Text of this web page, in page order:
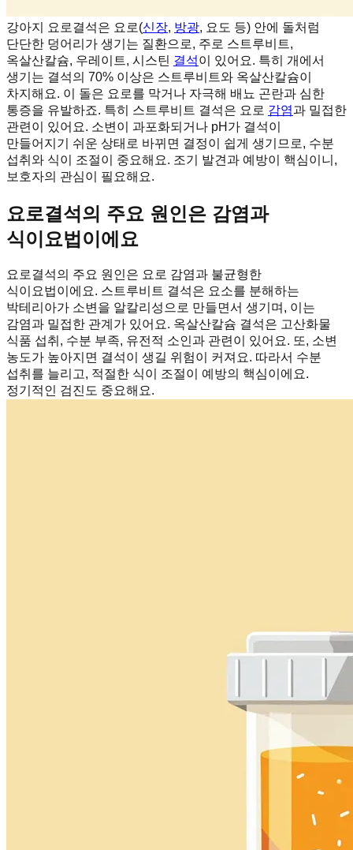
강아지 요로결석은 요로(신장, 방광, 요도 등) 안에 돌처럼
단단한 덩어리가 생기는 질환으로, 주로 스트루비트,
옥살산칼슘, 우레이트, 시스틴 결석이 있어요. 특히 개에서
생기는 결석의 70% 이상은 스트루비트와 옥살산칼슘이
차지해요. 이 돌은 요로를 막거나 자극해 배뇨 곤란과 심한
통증을 유발하죠. 특히 스트루비트 결석은 요로 감염과 밀접한
관련이 있어요. 소변이 과포화되거나 pH가 결석이
만들어지기 쉬운 상태로 바뀌면 결정이 쉽게 생기므로, 수분
섭취와 식이 조절이 중요해요. 조기 발견과 예방이 핵심이니,
보호자의 관심이 필요해요.
요로결석의 주요 원인은 감염과
식이요법이에요
요로결석의 주요 원인은 요로 감염과 불균형한
식이요법이에요. 스트루비트 결석은 요소를 분해하는
박테리아가 소변을 알칼리성으로 만들면서 생기며, 이는
감염과 밀접한 관계가 있어요. 옥살산칼슘 결석은 고산화물
식품 섭취, 수분 부족, 유전적 소인과 관련이 있어요. 또, 소변
농도가 높아지면 결석이 생길 위험이 커져요. 따라서 수분
섭취를 늘리고, 적절한 식이 조절이 예방의 핵심이에요.
정기적인 검진도 중요해요.